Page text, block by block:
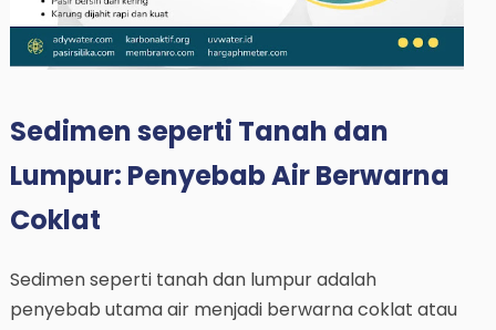
Sedimen seperti Tanah dan
Lumpur: Penyebab Air Berwarna
Coklat
Sedimen seperti tanah dan lumpur adalah
penyebab utama air menjadi berwarna coklat atau